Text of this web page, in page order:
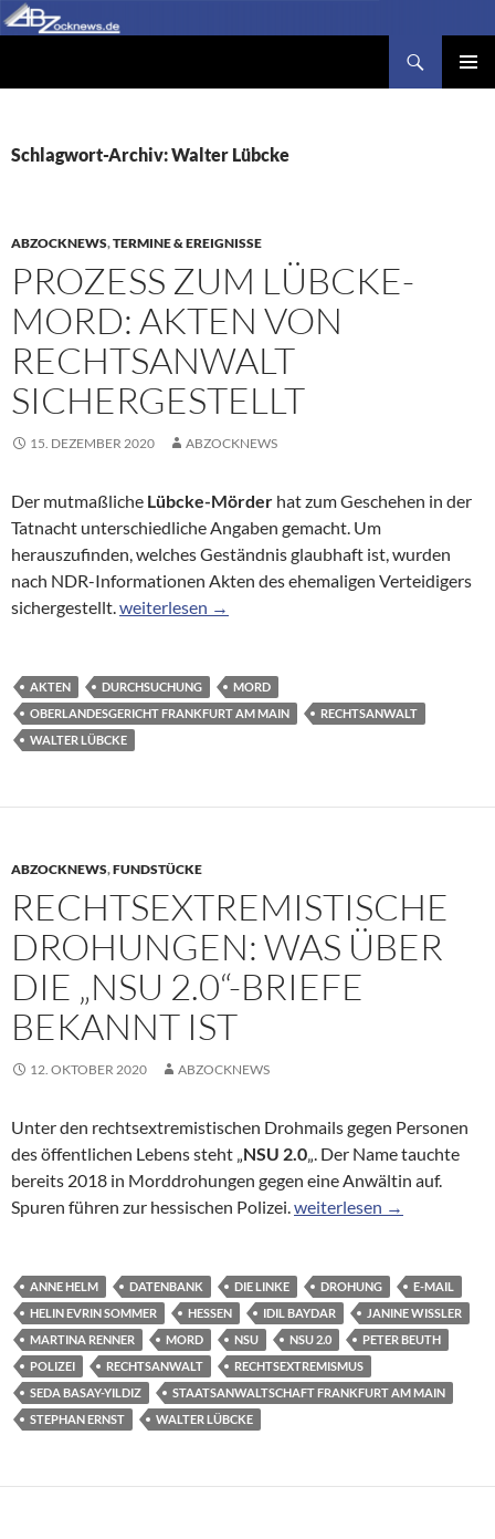
Zum
Inhalt
Schlagwort-Archiv: Walter Lübcke
ABZOCKNEWS,TERMINE & EREIGNISSE
PROZESS ZUM LÜBCKE-
MORD: AKTEN VON
RECHTSANWALT
SICHERGESTELLT
15. DEZEMBER 2020 ABZOCKNEWS
Der mutmaßliche Lübcke-Mörder hat zum Geschehen in der
Tatnacht unterschiedliche Angaben gemacht. Um
herauszufinden, welches Geständnis glaubhaft ist, wurden
nach NDR-Informationen Akten des ehemaligen Verteidigers
sichergestellt.Prozess zum Lübcke-Mord: Akten von
weiterlesen →
AKTEN DURCHSUCHUNG
MORD
OBERLANDESGERICHT FRANKFURT AM MAIN
RECHTSANWALT
WALTER LÜBCKE
ABZOCKNEWS,FUNDSTÜCKE
RECHTSEXTREMISTISCHE
DROHUNGEN: WAS ÜBER
DIE „NSU 2.0“-BRIEFE
BEKANNT IST
12. OKTOBER 2020 ABZOCKNEWS
Unter den rechtsextremistischen Drohmails gegen Personen
des öffentlichen Lebens steht „NSU 2.0„. Der Name tauchte
bereits 2018 in Morddrohungen gegen eine Anwältin auf.
Spuren führen zur hessischen Polizei.Rechtsextremistische
weiterlesen →
ANNE HELM DATENBANK DIE LINKE DROHUNG
E-MAIL
HELIN EVRIN SOMMER
HESSEN IDIL BAYDAR
JANINE WISSLER
MARTINA RENNER
MORD NSU NSU 2.0
PETER BEUTH
POLIZEI
RECHTSANWALT
RECHTSEXTREMISMUS
SEDA BASAY-YILDIZ
STAATSANWALTSCHAFT FRANKFURT AM MAIN
STEPHAN ERNST
WALTER LÜBCKE